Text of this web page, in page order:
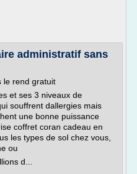
administratif sans
le rend gratuit
et ses 3 niveaux de
souffrent dallergies mais
une bonne puissance
coffret coran cadeau en
les types de sol chez vous,
ou
d...